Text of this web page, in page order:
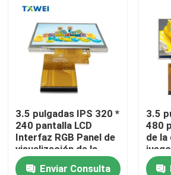
En casa
Productos
3.5 pulgadas IPS 320 *
240 pantalla LCD
Interfaz RGB Panel de
visualización de la
consola de juegos
Enviar Consulta
3.5
480
de la